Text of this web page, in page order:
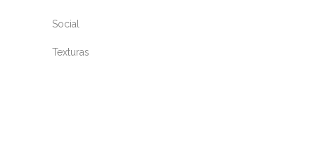
Social
Texturas